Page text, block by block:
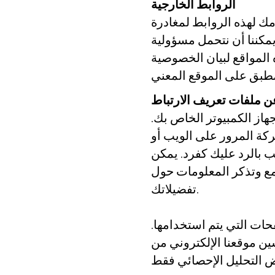
الروابط الخارجية
لهذه الروابط لمغادرة
أن نتحمل مسؤولية
لبيان الخصوصية
ملفات تعريف الارتباط
الكمبيوتر الخاص بك.
المرور على الويب أو
بالرد عليك كفرد. يمكن
وتذكر المعلومات حول
تفضيلاتك.
التي يتم استخدامها.
موقعنا الإلكتروني من